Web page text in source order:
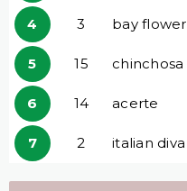
4 3 bay flower
5 15 chinchosa
6 14 acerte
7 2 italian diva